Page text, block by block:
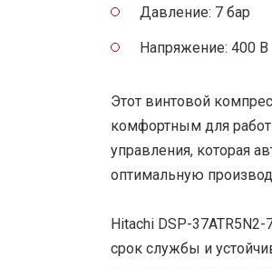
Давление: 7 бар
Напряжение: 400 В
Этот винтовой
комфортным для
управления, которая
оптимальную
Hitachi DSP-
срок службы и